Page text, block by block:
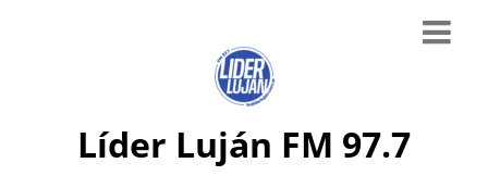
Líder Luján FM 97.7